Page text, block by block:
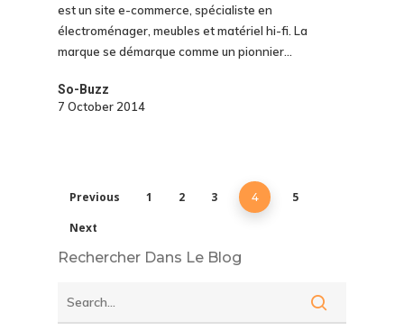
est un site e-commerce, spécialiste en
électroménager, meubles et matériel hi-fi. La
marque se démarque comme un pionnier…
So-Buzz
7 October 2014
Previous 1 2 3 4
5
Next
Rechercher Dans Le Blog